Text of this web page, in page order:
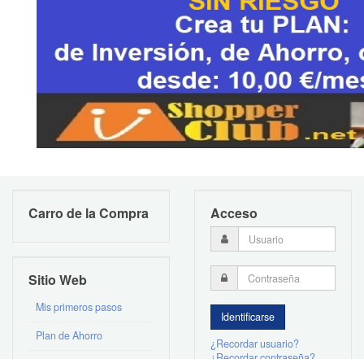
Carro de la Compra
Sitio Web
Mis primeros pasos
Plan de Ahorro
Acceso
¿Recordar usuario?